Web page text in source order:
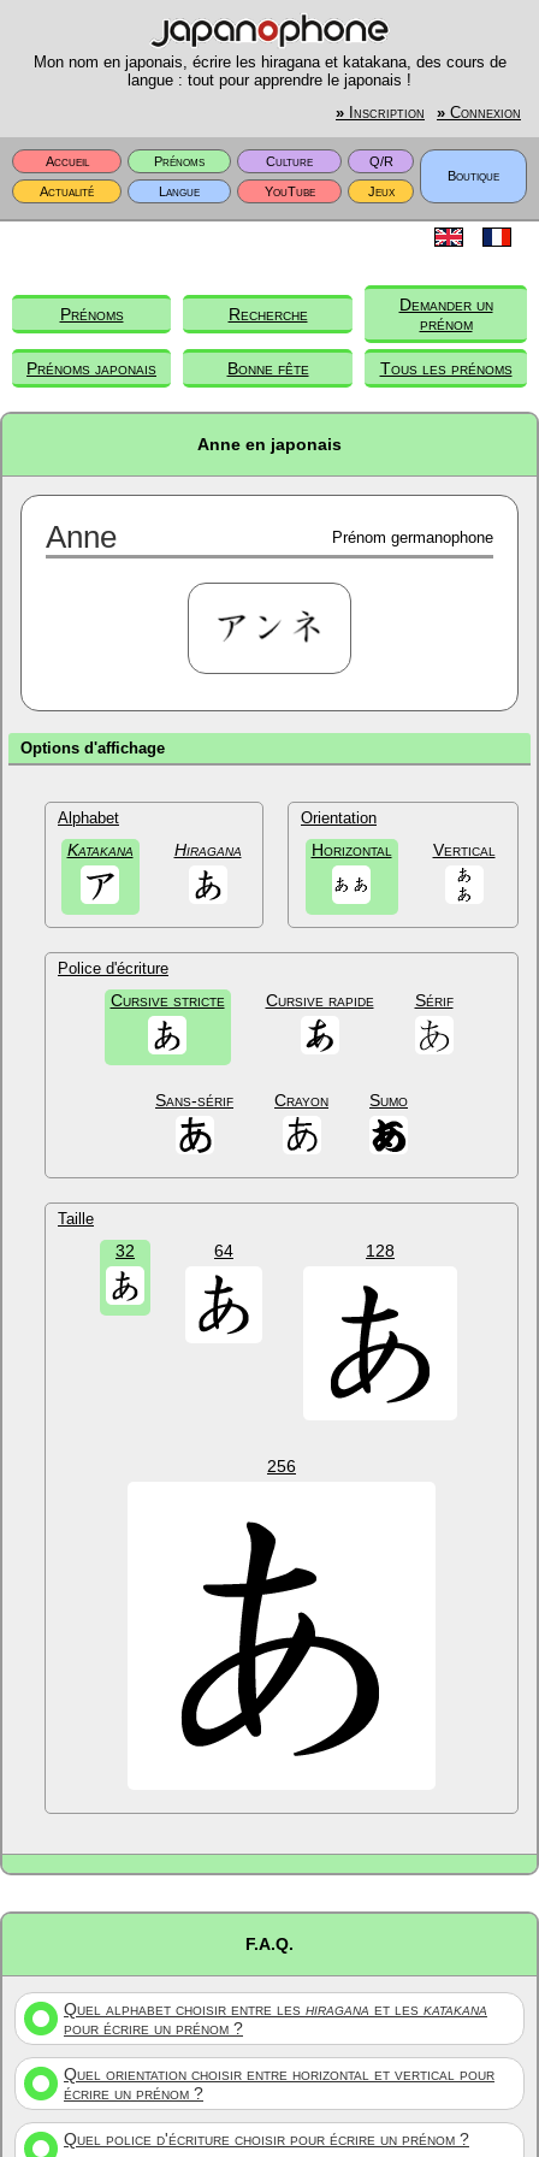
Mon nom en japonais, écrire les hiragana et katakana, des cours de
langue : tout pour apprendre le japonais !
» Inscription » Connexion
Accueil Prénoms Culture
Q/R
Boutique
Actualité
Langue YouTube Jeux
Prénoms Recherche
Demander un
prénom
Prénoms japonais Bonne fête Tous les prénoms
Anne en japonais
Anne Prénom germanophone
Options d'affichage
Alphabet
Katakana Hiragana
Orientation
Horizontal Vertical
Police d'écriture
Cursive stricte Cursive rapide Sérif
Sans-sérif Crayon Sumo
Taille
32 64 128
256
F.A.Q.
Quel alphabet choisir entre les hiragana et les katakana
pour écrire un prénom ?
Quel orientation choisir entre horizontal et vertical pour
écrire un prénom ?
Quel police d'écriture choisir pour écrire un prénom ?